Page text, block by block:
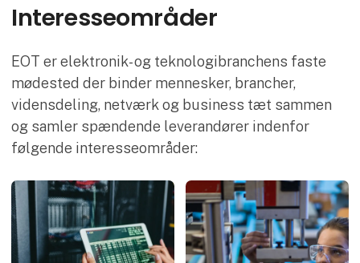
Interesse­områder
EOT er elektronik- og teknologibranchens faste
mødested der binder mennesker, brancher,
vidensdeling, netværk og business tæt sammen
og samler spændende leverandører indenfor
følgende interesseområder: